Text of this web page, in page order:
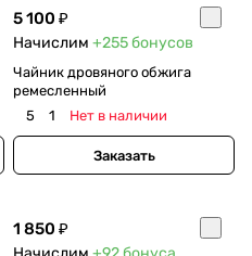
5 100 ₽
Начислим +255бонусов
Чайник дровяного обжига
ремесленный
5
1 Нет в наличии
Заказать
1 850 ₽